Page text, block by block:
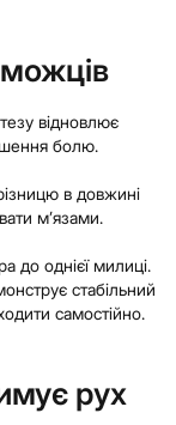
відновлює
болю.
в довжині
м’язами.
до однієї милиці.
стабільний
самостійно.
рух